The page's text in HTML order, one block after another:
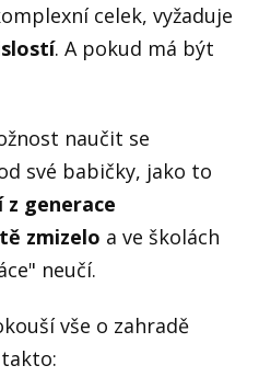
celek, vyžaduje
. A pokud má být
naučit se
své babičky, jako to
z generace
zmizelo a ve školách
neučí.
vše o zahradě